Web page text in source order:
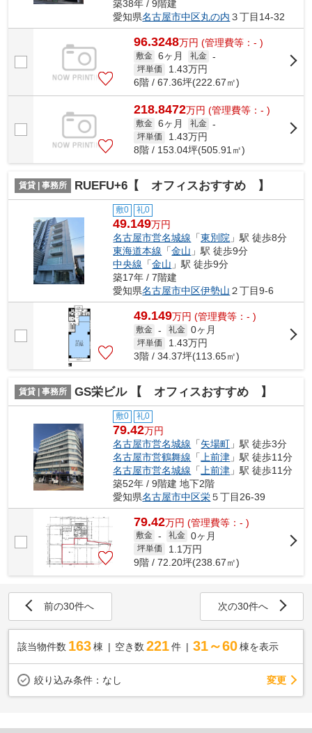
築38年 / 9階建
愛知県名古屋市中区丸の内 ３丁目14-32
96.3248万円 (管理費等：- )
敷金 6ヶ月 礼金 -
坪単価 1.43万円
6階 / 67.36坪(222.67㎡)
218.8472万円 (管理費等：- )
敷金 6ヶ月 礼金 -
坪単価 1.43万円
8階 / 153.04坪(505.91㎡)
賃貸 | 事務所 RUEFU+6【 オフィスおすすめ 】
敷0 礼0
49.149万円
名古屋市営名城線 「東別院 」駅 徒歩8分
東海道本線 「金山 」駅 徒歩9分
中央線 「金山 」駅 徒歩9分
築17年 / 7階建
愛知県名古屋市中区伊勢山 ２丁目9-6
49.149万円 (管理費等：- )
敷金 - 礼金 0ヶ月
坪単価 1.43万円
3階 / 34.37坪(113.65㎡)
賃貸 | 事務所 GS栄ビル 【 オフィスおすすめ 】
敷0 礼0
79.42万円
名古屋市営名城線 「矢場町 」駅 徒歩3分
名古屋市営鶴舞線 「 上前津 」駅 徒歩11分
名古屋市営名城線 「 上前津 」駅 徒歩11分
築52年 / 9階建 地下2階
愛知県名古屋市中区栄５丁目26-39
79.42万円 (管理費等：- )
敷金 - 礼金 0ヶ月
坪単価 1.1万円
9階 / 72.20坪(238.67㎡)
前の30件へ 次の30件へ
該当物件数 163棟 空き数 221 件 31～60 棟を表示
絞り込み条件： なし 変更